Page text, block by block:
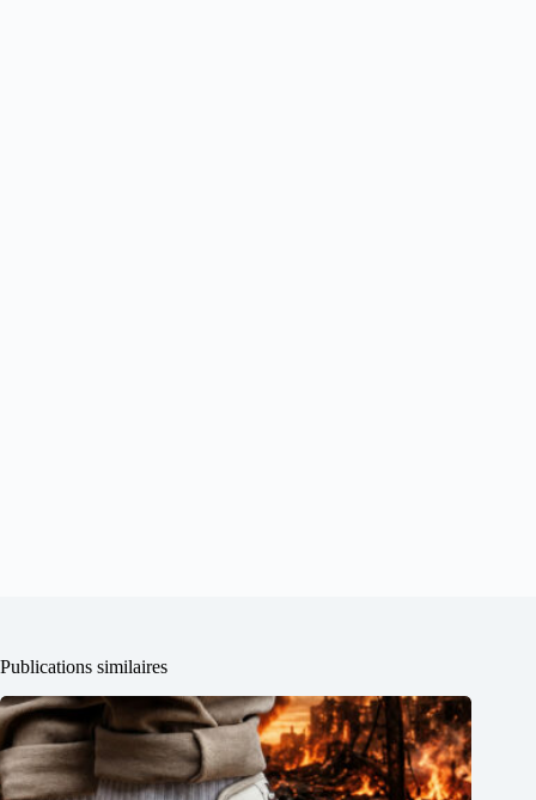
Publications similaires